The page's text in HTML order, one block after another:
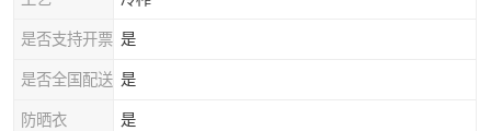
是否支持开票 是
是否全国配送 是
防晒衣 是